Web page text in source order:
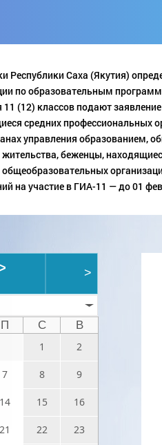
Республики Саха (Якутия)
по образовательным
(12) классов подают
средних профессиональных
управления образованием,
беженцы,
на участие в ГИА-11 — до 01
>
П С
В
1
2
7 8 9
14 15 16
21 22 23